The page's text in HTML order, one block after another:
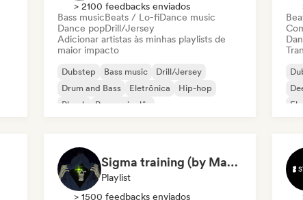
> 2100 feedbacks enviados
Bass musicBeats / Lo-fiDance music
Dance popDrill/Jersey
Adicionar artistas às minhas playlists de
maior impacto
Dubstep Bass music
Drill/Jersey
Drum and Bass
Eletrônica
Hip-hop
Phonk
Rap em inglês
Sigma training (by Mastery Gallery)
Playlist
> 1500 feedbacks enviados